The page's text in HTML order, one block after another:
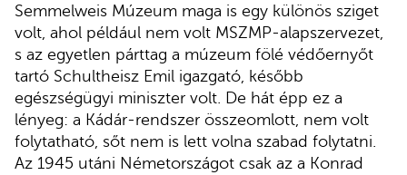
Semmelweis Múzeum maga is egy különös sziget
volt, ahol például nem volt MSZMP-alapszervezet,
s az egyetlen párttag a múzeum fölé védőernyőt
tartó Schultheisz Emil igazgató, később
egészségügyi miniszter volt. De hát épp ez a
lényeg: a Kádár-rendszer összeomlott, nem volt
folytatható, sőt nem is lett volna szabad folytatni.
Az 1945 utáni Németországot csak az a Konrad